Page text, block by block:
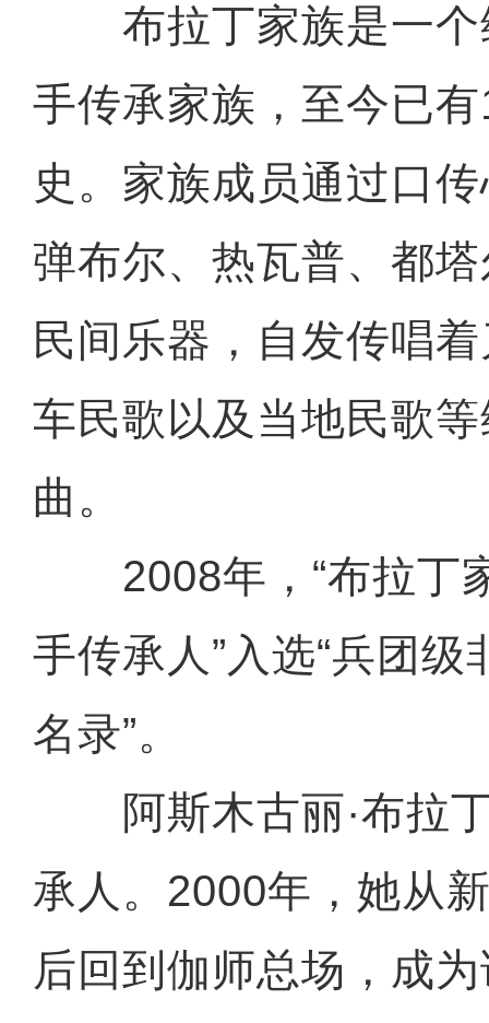
布拉丁家族是一个
手传承家族，至今已
史。家族成员通过口
弹布尔、热瓦普、都
民间乐器，自发传唱
车民歌以及当地民歌
曲。
2008年，“布拉丁
手传承人”入选“兵团
名录”。
阿斯木古丽·布拉丁
承人。2000年，她从
后回到伽师总场，成